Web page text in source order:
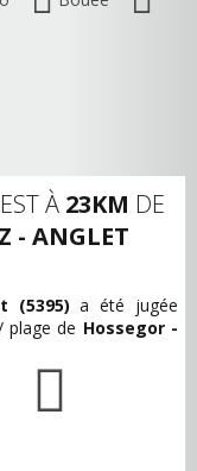
EST À 23KM DE
- ANGLET
(5395) a été jugée
plage de Hossegor -